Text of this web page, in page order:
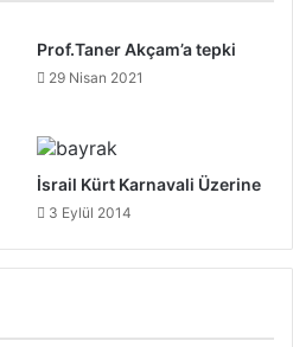
Prof.Taner Akçam’a tepki
29 Nisan 2021
İsrail Kürt Karnavali Üzerine
3 Eylül 2014